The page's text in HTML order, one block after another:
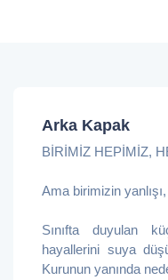
Arka Kapak
BİRİMİZ HEPİMİZ,
Ama birimizin
Sınıfta duyulan
hayallerini suya
Kurunun yanında